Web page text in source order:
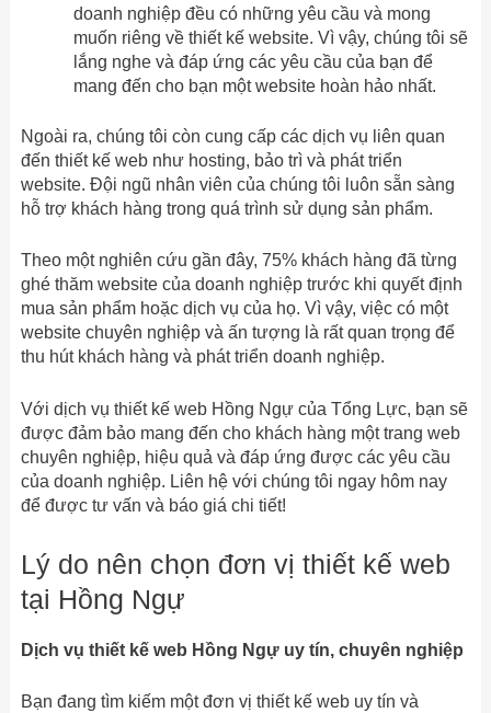
doanh nghiệp đều có những yêu cầu và mong
muốn riêng về thiết kế website. Vì vậy, chúng tôi sẽ
lắng nghe và đáp ứng các yêu cầu của bạn để
mang đến cho bạn một website hoàn hảo nhất.
Ngoài ra, chúng tôi còn cung cấp các dịch vụ liên quan
đến thiết kế web như hosting, bảo trì và phát triển
website. Đội ngũ nhân viên của chúng tôi luôn sẵn sàng
hỗ trợ khách hàng trong quá trình sử dụng sản phẩm.
Theo một nghiên cứu gần đây, 75% khách hàng đã từng
ghé thăm website của doanh nghiệp trước khi quyết định
mua sản phẩm hoặc dịch vụ của họ. Vì vậy, việc có một
website chuyên nghiệp và ấn tượng là rất quan trọng để
thu hút khách hàng và phát triển doanh nghiệp.
Với dịch vụ thiết kế web Hồng Ngự của Tổng Lực, bạn sẽ
được đảm bảo mang đến cho khách hàng một trang web
chuyên nghiệp, hiệu quả và đáp ứng được các yêu cầu
của doanh nghiệp. Liên hệ với chúng tôi ngay hôm nay
để được tư vấn và báo giá chi tiết!
Lý do nên chọn đơn vị thiết kế web
tại Hồng Ngự
Dịch vụ thiết kế web Hồng Ngự uy tín, chuyên nghiệp
Bạn đang tìm kiếm một đơn vị thiết kế web uy tín và